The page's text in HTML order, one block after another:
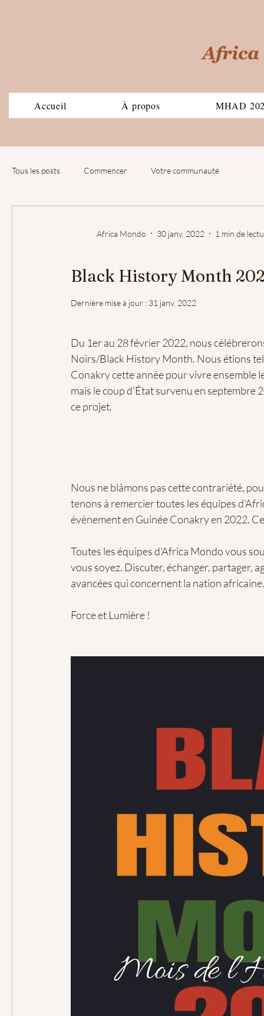
Accueil À propos MHAD
Tous les posts Commencer Votre communauté
Africa Mondo 30 janv. 2022 1 min de
Black History Month
Dernière mise à jour : 31 janv. 2022
Du 1er au 28 février 2022, nous
Noirs/Black History Month. Nous étions
Conakry cette année pour vivre ensemble
mais le coup d'État survenu en septembre
ce projet.
Nous ne blâmons pas cette contrariété,
tenons à remercier toutes les équipes
évènement en Guinée Conakry en 2022.
Toutes les équipes d'Africa Mondovous
vous soyez. Discuter, échanger, partager,
avancées qui concernent la nation africaine.
Force et Lumière !